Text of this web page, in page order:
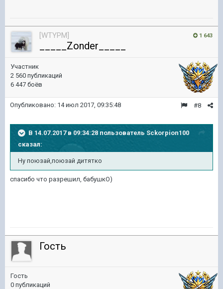
1 643
[WTYPM]
_____Zonder_____
Участник
2 560 публикаций
6 447 боёв
#8
Опубликовано: 14 июл 2017, 09:35:48
В 14.07.2017 в 09:34:28 пользователь Sckorpion100
сказал:
Ну поюзай,поюзай дитятко
спасибо что разрешил, бабушкО)
Гость
Гость
0 публикаций